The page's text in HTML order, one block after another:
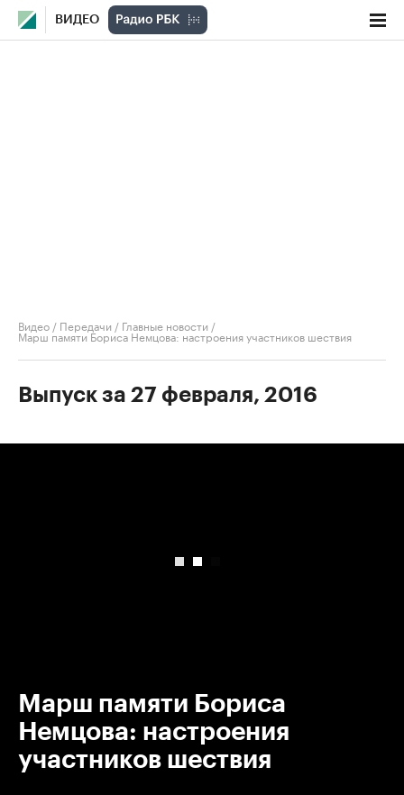
ВИДЕО
Видео / Передачи / Главные новости /
Марш памяти Бориса Немцова: настроения участников шествия
Выпуск за 27 февраля, 2016
Марш памяти Бориса
Немцова: настроения
участников шествия